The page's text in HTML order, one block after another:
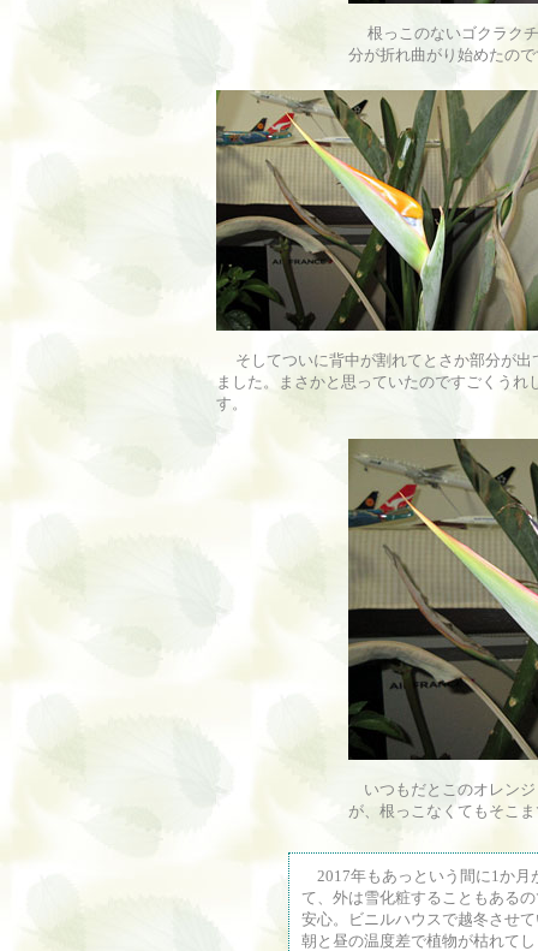
根っこのないゴクラク
分が折れ曲がり始めたの
そしてついに背中が割れてとさか部分が出
ました。まさかと思っていたのですごくうれ
す。
いつもだとこのオレン
が、根っこなくてもそこ
2017年もあっという間に1か月
て、外は雪化粧することもある
安心。ビニルハウスで越冬させ
朝と昼の温度差で植物が枯れて